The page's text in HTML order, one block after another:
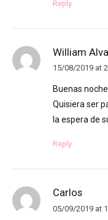
Reply
William
15/08/2019 at
Buenas
Quisiera ser
la espera de
Reply
Carlos
05/09/2019 at